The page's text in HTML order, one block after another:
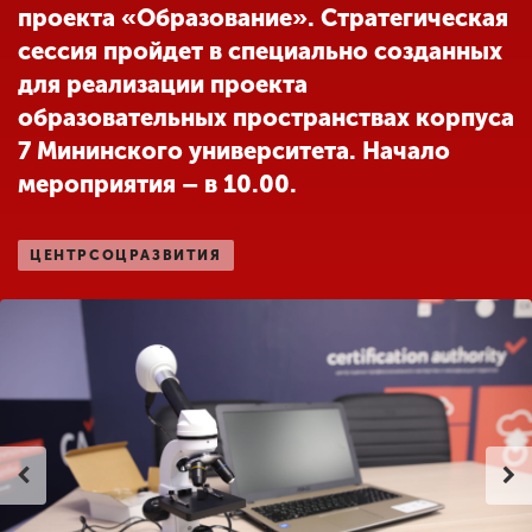
Сведения об
образовательной
организации
ENG SPN CHI
+7 (831) 262-26-20
проекта «Образование». Стратегическая
сессия пройдет в специально созданных
для реализации проекта
образовательных пространствах корпуса
7 Мининского университета. Начало
мероприятия – в 10.00.
ЦЕНТРСОЦРАЗВИТИЯ